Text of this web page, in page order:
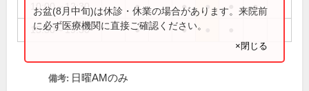
10:00～12:30 ● ● ● ●
15:30～19:30 ● ●
お盆(8月中旬)は休診・休業の場合があります。来院前
に必ず医療機関に直接ご確認ください。
×閉じる
備考: 日曜AMのみ